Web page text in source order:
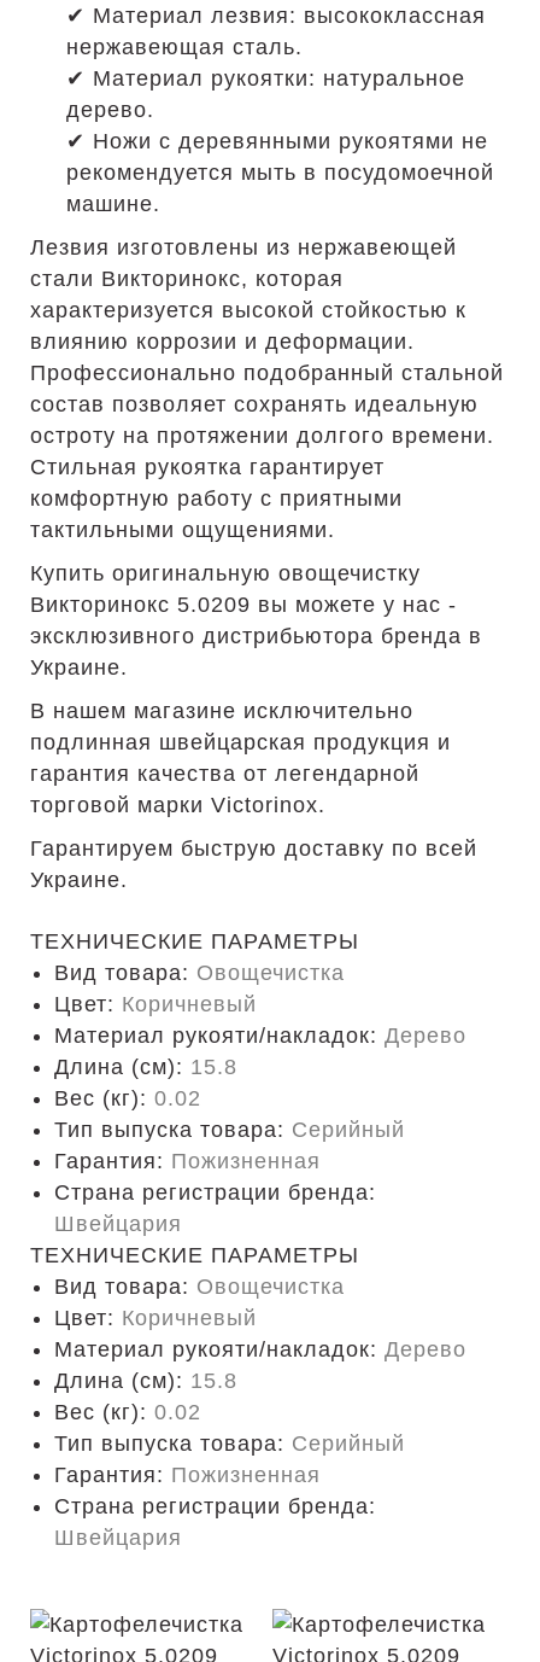
✔ Материал лезвия: высококлассная
нержавеющая сталь.
✔ Материал рукоятки: натуральное
дерево.
✔ Ножи с деревянными рукоятями не
рекомендуется мыть в посудомоечной
машине.
Лезвия изготовлены из нержавеющей
стали Викторинокс, которая
характеризуется высокой стойкостью к
влиянию коррозии и деформации.
Профессионально подобранный стальной
состав позволяет сохранять идеальную
остроту на протяжении долгого времени.
Стильная рукоятка гарантирует
комфортную работу с приятными
тактильными ощущениями.
Купить оригинальную овощечистку
Викторинокс 5.0209 вы можете у нас -
эксклюзивного дистрибьютора бренда в
Украине.
В нашем магазине исключительно
подлинная швейцарская продукция и
гарантия качества от легендарной
торговой марки Victorinox.
Гарантируем быструю доставку по всей
Украине.
ТЕХНИЧЕСКИЕ ПАРАМЕТРЫ
Вид товара: Овощечистка
Цвет: Коричневый
Материал рукояти/накладок: Дерево
Длина (cм): 15.8
Вес (кг): 0.02
Тип выпуска товара: Серийный
Гарантия: Пожизненная
Страна регистрации бренда:
Швейцария
ТЕХНИЧЕСКИЕ ПАРАМЕТРЫ
Вид товара: Овощечистка
Цвет: Коричневый
Материал рукояти/накладок: Дерево
Длина (cм): 15.8
Вес (кг): 0.02
Тип выпуска товара: Серийный
Гарантия: Пожизненная
Страна регистрации бренда:
Швейцария